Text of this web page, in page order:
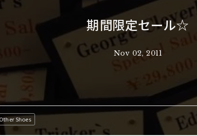
期間限定セール☆
Nov 02, 2011
Other Shoes